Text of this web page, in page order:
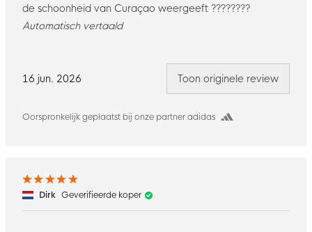
16 jun. 2026
Oorspronkelijk geplaatst bij onze partner adidas
de schoonheid van Curaçao weergeeft ????????
Automatisch vertaald
Toon originele review
Dirk Geverifieerde koper